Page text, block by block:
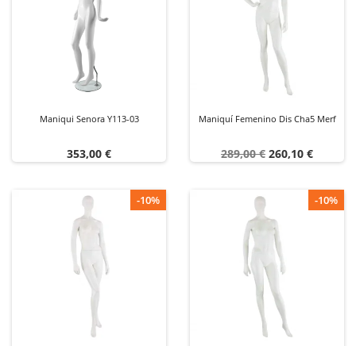
Maniqui Senora Y113-03
Precio
353,00 €
Maniquí Femenino Dis Cha5 Merf
Precio
289,00 € Precio
260,10 €
-10% -10%